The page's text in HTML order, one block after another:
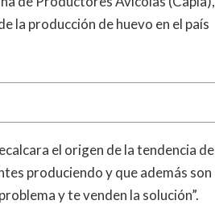
la producción de huevo en el país
el origen de la tendencia de
produciendo y que además son
y te venden la solución”.